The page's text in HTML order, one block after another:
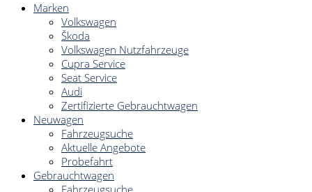
Marken
Volkswagen
Škoda
Volkswagen Nutzfahrzeuge
Cupra Service
Seat Service
Audi
Zertifizierte Gebrauchtwagen
Neuwagen
Fahrzeugsuche
Aktuelle Angebote
Probefahrt
Gebrauchtwagen
Fahrzeugsuche